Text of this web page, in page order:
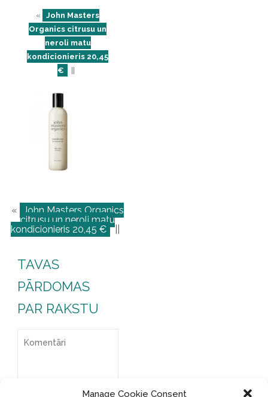
Manage Cookie Consent
«
John Masters
Organics citrusu un
neroli matu
kondicionieris 20,45
€
«
John Masters Organics
citrusu un neroli matu
kondicionieris 20,45 € ||
TAVAS
PĀRDOMAS
PAR RAKSTU